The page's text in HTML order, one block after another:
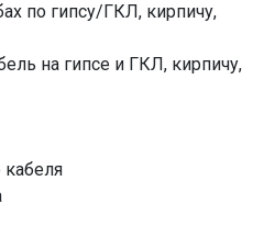
по гипсу/ГКЛ, кирпичу,
на гипсе и ГКЛ, кирпичу,